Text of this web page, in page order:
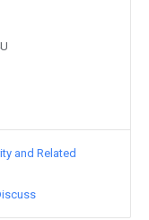
and Related